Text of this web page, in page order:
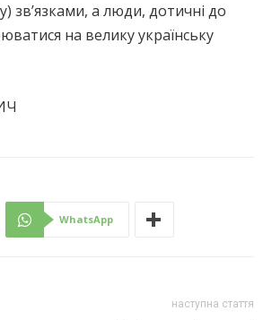
зв’язками, а люди, дотичні до
на велику українську
WhatsApp
наступна стаття